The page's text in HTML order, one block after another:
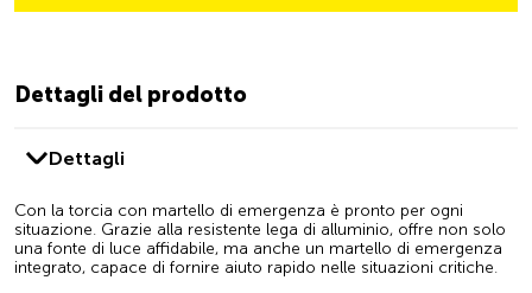
Dettagli del prodotto
Dettagli
Con la torcia con martello di emergenza è pronto per ogni
situazione. Grazie alla resistente lega di alluminio, offre non solo
una fonte di luce affidabile, ma anche un martello di emergenza
integrato, capace di fornire aiuto rapido nelle situazioni critiche.